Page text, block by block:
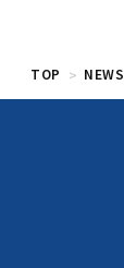
TOP NEWS